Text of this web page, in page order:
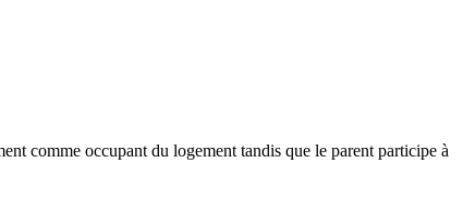
comme occupant du logement tandis que le parent participe à